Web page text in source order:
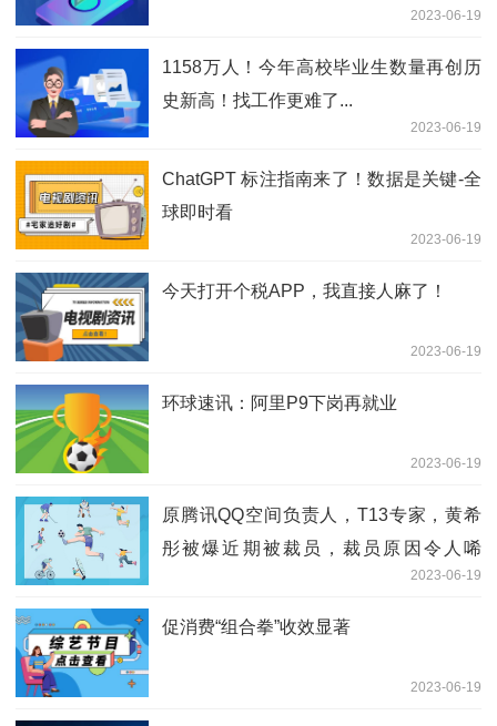
2023-06-19
1158万人！今年高校毕业生数量再创历
史新高！找工作更难了...
2023-06-19
ChatGPT 标注指南来了！数据是关键-全
球即时看
2023-06-19
今天打开个税APP，我直接人麻了！
2023-06-19
环球速讯：阿里P9下岗再就业
2023-06-19
原腾讯QQ空间负责人，T13专家，黄希
彤被爆近期被裁员，裁员原因令人唏
2023-06-19
促消费“组合拳”收效显著
2023-06-19